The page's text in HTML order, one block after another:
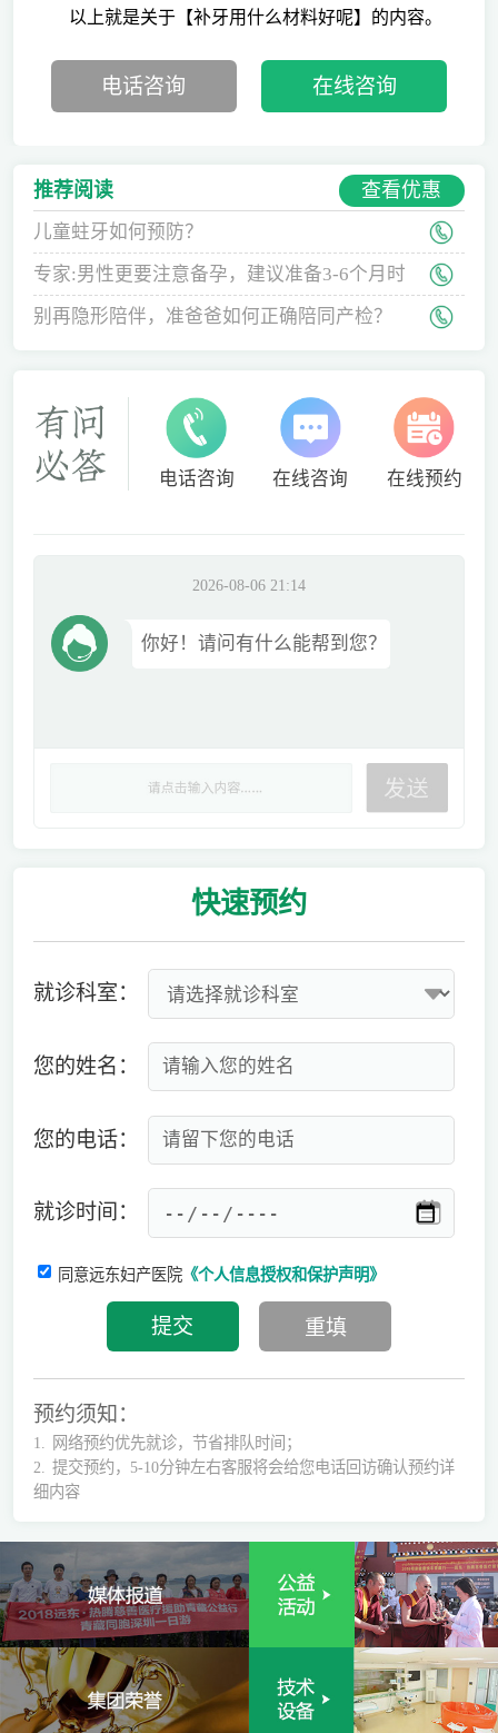
以上就是关于【补牙用什么材料好呢】的内容。
电话咨询 在线咨询
推荐阅读 查看优惠
儿童蛀牙如何预防？
专家:男性更要注意备孕，建议准备3-6个月时
间
别再隐形陪伴，准爸爸如何正确陪同产检？
电话咨询 在线咨询 在线预约
2026-08-06 21:14
你好！请问有什么能帮到您？
快速预约
就诊科室：
您的姓名：
您的电话：
就诊时间：
同意远东妇产医院《个人信息授权和保护声明》
预约须知：
1.
网络预约优先就诊，节省排队时间；
2.
提交预约，5-10分钟左右客服将会给您电话回访确认预约详
细内容